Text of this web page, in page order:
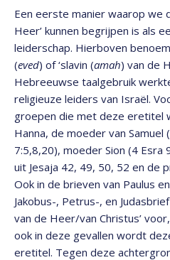
Een eerste manier waarop we
Heer’ kunnen begrijpen is als
leiderschap. Hierboven
(eved) of ‘slavin (amah) van de
Hebreeuwse taalgebruik
religieuze leiders van Israël.
groepen die met deze eretitel
Hanna, de moeder van Samuel
7:5,8,20), moeder Sion (4 Esra
uit Jesaja 42, 49, 50, 52 en de
Ook in de brieven van Paulus
Jakobus-, Petrus-, en
van de Heer/van Christus’
ook in deze gevallen wordt
eretitel. Tegen deze